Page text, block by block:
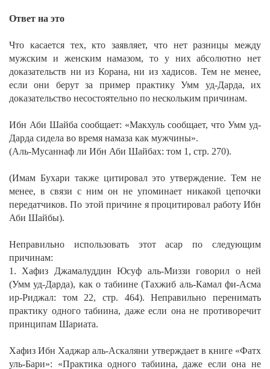
Ответ на это
Что касается тех, кто заявляет, что нет разницы между
мужским и женским намазом, то у них абсолютно нет
доказательств ни из Корана, ни из хадисов. Тем не менее,
если они берут за пример практику Умм уд-Дарда, их
доказательство несостоятельно по нескольким причинам.
Ибн Аби Шайба сообщает: «Макхуль сообщает, что Умм уд-
Дарда сидела во время намаза как мужчины».
(Аль-Мусаннаф ли Ибн Аби Шайбах: том 1, стр. 270).
(Имам Бухари также цитировал это утверждение. Тем не
менее, в связи с ним он не упоминает никакой цепочки
передатчиков. По этой причине я процитировал работу Ибн
Аби Шайбы).
Неправильно использовать этот аcар по следующим
причинам:
1. Хафиз Джамалуддин Юсуф аль-Миззи говорил о ней
(Умм уд-Дарда), как о табиине (Тахжиб аль-Камал фи-Асма
ир-Риджал: том 22, стр. 464). Неправильно перенимать
практику одного табиина, даже если она не противоречит
принципам Шариата.
Хафиз Ибн Хаджар аль-Аскаляни утверждает в книге «Фатх
уль-Бари»: «Практика одного табиина, даже если она не